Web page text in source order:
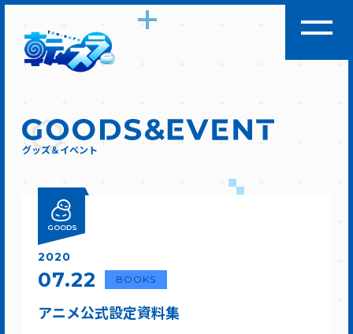
グッズ＆イベント
GOODS
アニメ公式設定資料集
BOOKS
2020
07.22